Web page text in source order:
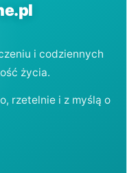
i codziennych
życia.
rzetelnie i z myślą o